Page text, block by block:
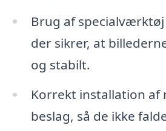
Brug af
der sikrer, at
og stabilt.
Korrekt installation af
beslag, så de ikke